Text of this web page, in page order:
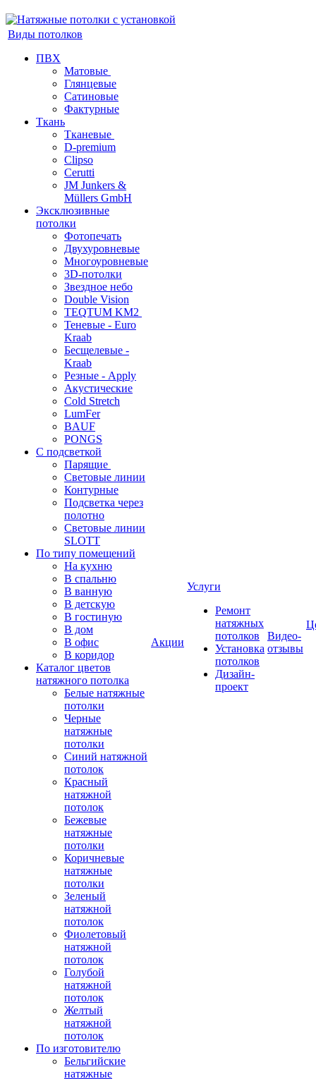
Виды потолков
ПВХ
Матовые
Глянцевые
Сатиновые
Фактурные
Ткань
Тканевые
D-premium
Clipso
Cerutti
JM Junkers &
Müllers GmbH
Эксклюзивные
потолки
Фотопечать
Двухуровневые
Многоуровневые
3D-потолки
Звездное небо
Double Vision
TEQTUM KM2
Теневые - Euro
Kraab
Бесщелевые -
Kraab
Резные - Apply
Акустические
Cold Stretch
LumFer
BAUF
PONGS
С подсветкой
Парящие
Световые линии
Контурные
Подсветка через
полотно
Световые линии
SLOTT
По типу помещений
На кухню
В спальню
В ванную
В детскую
В гостиную
В дом
В офис
В коридор
Каталог цветов
натяжного потолка
Белые натяжные
потолки
Черные
натяжные
потолки
Синий натяжной
потолок
Красный
натяжной
потолок
Бежевые
натяжные
потолки
Коричневые
натяжные
потолки
Зеленый
натяжной
потолок
Фиолетовый
натяжной
потолок
Голубой
натяжной
потолок
Желтый
натяжной
потолок
По изготовителю
Бельгийские
натяжные
Акции
Услуги
Ремонт
натяжных
потолков
Установка
потолков
Дизайн-
проект
Видео-
отзывы